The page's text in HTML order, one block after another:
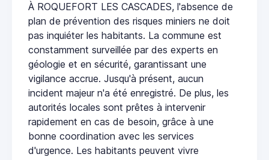
À ROQUEFORT LES CASCADES, l'absence de
plan de prévention des risques miniers ne doit
pas inquiéter les habitants. La commune est
constamment surveillée par des experts en
géologie et en sécurité, garantissant une
vigilance accrue. Jusqu'à présent, aucun
incident majeur n'a été enregistré. De plus, les
autorités locales sont prêtes à intervenir
rapidement en cas de besoin, grâce à une
bonne coordination avec les services
d'urgence. Les habitants peuvent vivre